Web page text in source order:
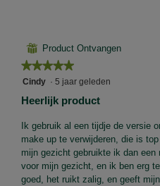
⊞ Product Ontvangen
★★★★★
★★★★★
5
5
Cindy · 5 jaar geleden
Heerlijk product
Ik gebruik al een tijdje de versie
make up te verwijderen, die is
mijn gezicht gebruikte ik dan
voor mijn gezicht, en ik ben erg
goed, het ruikt zalig, en geeft